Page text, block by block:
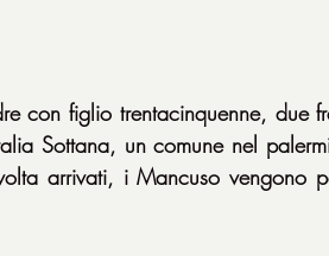
con figlio trentacinquenne, due
Sottana, un comune nel
arrivati, i Mancuso vengono